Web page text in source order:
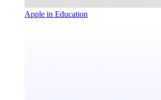
Apple in Education